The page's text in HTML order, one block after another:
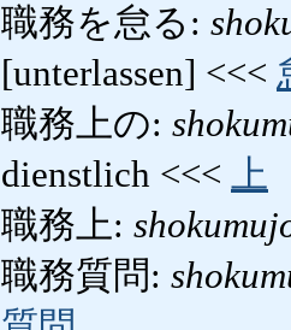
職務を怠る:
[unterlassen] <<<
職務上の:
dienstlich <<<
上
職務上:
職務質問: